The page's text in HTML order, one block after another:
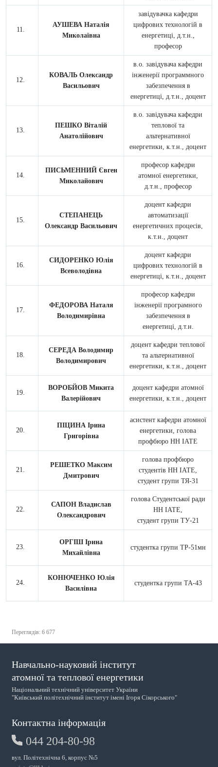
АУШЕВА Наталія
Миколаївна
завідувачка кафедри
цифрових технологій в
енергетиці, д.т.н.,
професор
КОВАЛЬ Олександр
Васильович
в.о. завідувача кафедри
інженерії программного
забезпечення в
енергетиці, д.т.н., доцент
ПЕШКО Віталій
Анатолійович
в.о. завідувача кафедри
теплової та
альтернативної
енергетики, к.т.н., доцент
ПИСЬМЕННИЙ Євген
Миколайович
професор кафедри
атомної енергетики,
д.т.н., професор
СТЕПАНЕЦЬ
Олександр Васильович
доцент кафедри
автоматизації
енергетичних процесів,
к.т.н., доцент
СИДОРЕНКО Юлія
Всеволодівна
доцент кафедри
цифрових технологій в
енергетиці, к.т.н., доцент
ФЕДОРОВА Наталя
Володимирівна
професор кафедри
інженерії програмного
забезпечення в
енергетиці, д.т.н.
СЕРЕДА Володимир
Володимирович
доцент кафедри теплової
та альтернативної
енергетики, к.т.н., доцент
ВОРОБЙОВ Микита
Валерійович
доцент кафедри атомної
енергетики, к.т.н., доцент
ПІЦИНА Ірина
Григорівна
асистент кафедри атомної
енергетики, голова
профбюро НН ІАТЕ
РЕШЕТКО Максим
Дмитрович
голова профбюро
студентів НН ІАТЕ,
студент групи ТЯ-31
САПОН Владислав
Олександрович
голова Студентської ради
НН ІАТЕ,
студент групи ТУ-21
ОРГІШ Ірина
Михайлівна
студентка групи ТР-51мн
КОНЮЧЕНКО Юлія
Василівна
студентка групи ТА-43
Переглядів: 6 677
Навчально-науковий інститут
атомної та теплової енергетики
Національний технічний університет України
"Київський політехнічний інститут імені Ігоря Сікорського"
Контактна інформація
044 204-80-98
вул. Політехнічна 6, корпус №5